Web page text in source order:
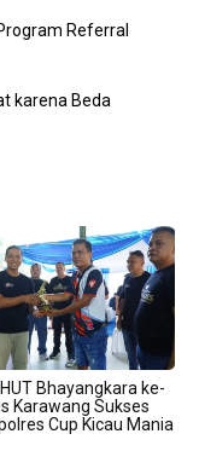
Referral
karena Beda
Bhayangkara ke-
Karawang Sukses
Cup Kicau Mania